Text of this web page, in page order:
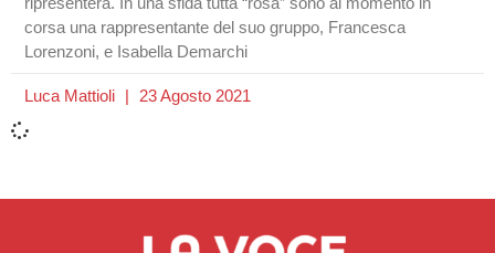
corsa una rappresentante del suo gruppo, Francesca
Lorenzoni, e Isabella Demarchi
Luca Mattioli 23 Agosto 2021